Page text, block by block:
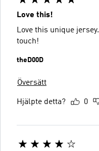
Love this!
Love this unique jersey. The ribbed material is a nice
touch!
theD00D
Översätt
Hjälpte detta? 0